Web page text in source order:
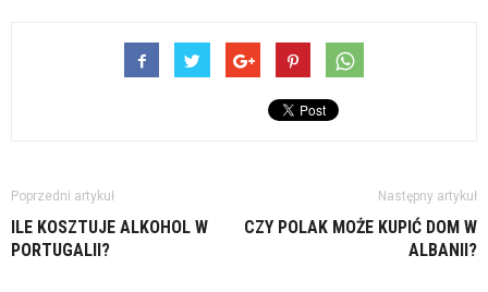
Poprzedni artykuł
ILE KOSZTUJE ALKOHOL W
PORTUGALII?
Następny artykuł
CZY POLAK MOŻE KUPIĆ DOM W
ALBANII?